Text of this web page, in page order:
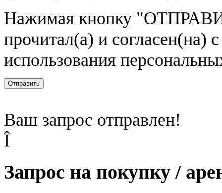
Нажимая кнопку
прочитал(а) и согласен(на)
использования
Отправить
Ваш запрос отправлен!
Î
Запрос на покупку /